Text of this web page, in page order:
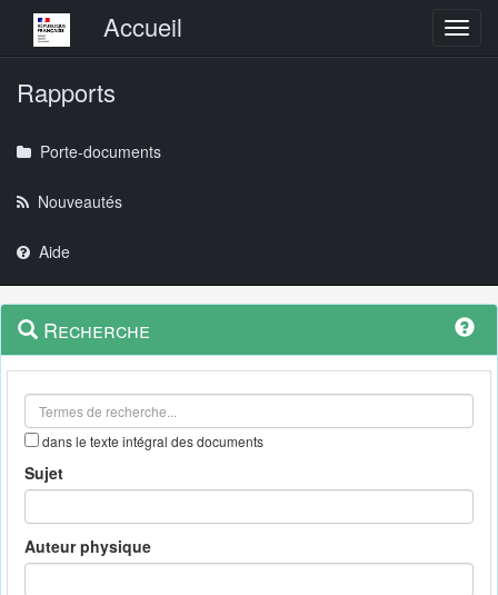
Menu principalAccueil
Rapports
Porte-documents
Nouveautés
Aide
Navigation
outils
Menu
contextuel
Recherche
dans le texte intégral des documents
Sujet
Auteur physique